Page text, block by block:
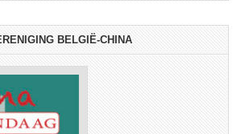
BELGIË-CHINA